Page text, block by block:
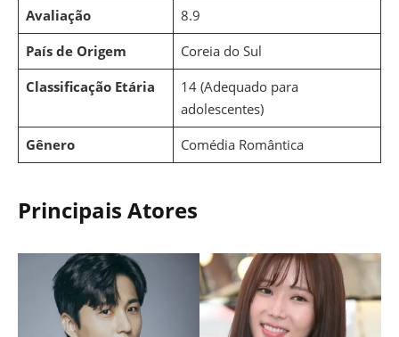
Avaliação
8.9
País de Origem
Coreia do Sul
Classificação Etária
14 (Adequado para
adolescentes)
Gênero
Comédia Romântica
Principais Atores